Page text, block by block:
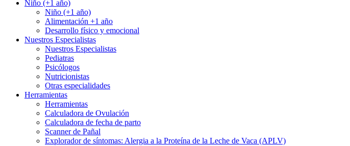
Niño (+1 año)
Niño (+1 año)
Alimentación +1 año
Desarrollo físico y emocional
Nuestros Especialistas
Nuestros Especialistas
Pediatras
Psicólogos
Nutricionistas
Otras especialidades
Herramientas
Herramientas
Calculadora de Ovulación
Calculadora de fecha de parto
Scanner de Pañal
Explorador de síntomas: Alergia a la Proteína de la Leche de Vaca (APLV)